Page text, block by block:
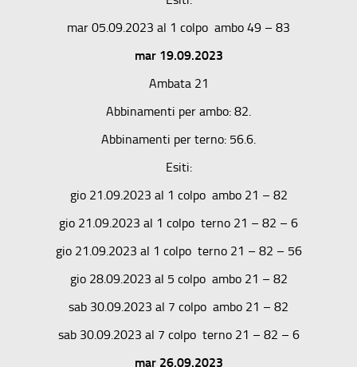
mar 05.09.2023 al 1 colpo ambo 49 – 83
mar 19.09.2023
Ambata 21
Abbinamenti per ambo: 82.
Abbinamenti per terno: 56.6.
Esiti:
gio 21.09.2023 al 1 colpo ambo 21 – 82
gio 21.09.2023 al 1 colpo terno 21 – 82 – 6
gio 21.09.2023 al 1 colpo terno 21 – 82 – 56
gio 28.09.2023 al 5 colpo ambo 21 – 82
sab 30.09.2023 al 7 colpo ambo 21 – 82
sab 30.09.2023 al 7 colpo terno 21 – 82 – 6
mar 26.09.2023